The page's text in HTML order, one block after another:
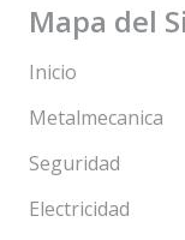
Mapa del
Inicio
Metalmecanica
Seguridad
Electricidad